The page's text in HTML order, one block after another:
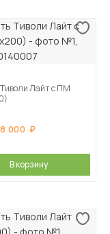
Тиволи Лайт с ПМ
000
В корзину